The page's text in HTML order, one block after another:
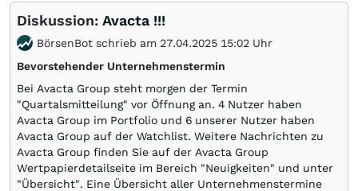
Diskussion: Avacta !!!
BörsenBot schrieb am 27.04.2025 15:02 Uhr
Bevorstehender Unternehmenstermin
Bei Avacta Group steht morgen der Termin
"Quartalsmitteilung" vor Öffnung an. 4 Nutzer haben
Avacta Group im Portfolio und 6 unserer Nutzer haben
Avacta Group auf der Watchlist. Weitere Nachrichten zu
Avacta Group finden Sie auf der Avacta Group
Wertpapierdetailseite im Bereich "Neuigkeiten" und unter
"Übersicht". Eine Übersicht aller Unternehmenstermine